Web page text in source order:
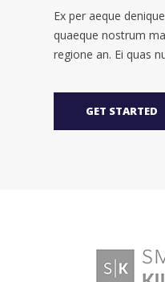
Ex per aeque
quaeque nostrum
regione an. Ei quas
GET STARTED